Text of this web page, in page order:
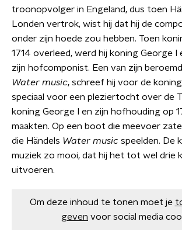
troonopvolger in Engeland, dus toen
Londen vertrok, wist hij dat hij de
onder zijn hoede zou hebben. Toen
1714 overleed, werd hij koning George I
zijn hofcomponist. Een van zijn
Water music, schreef hij voor de
speciaal voor een pleziertocht over de
koning George I en zijn hofhouding op
maakten. Op een boot die meevoer
die Händels Water music speelden. De
muziek zo mooi, dat hij het tot wel drie
uitvoeren.
Om deze inhoud te tonen moet je
geven voor social media